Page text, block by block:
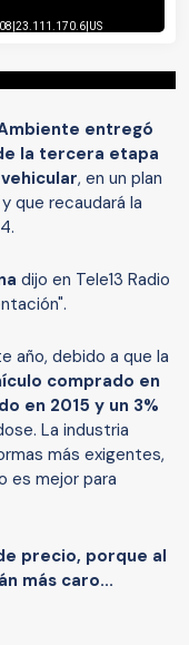
entregó
la tercera etapa
, en un plan
que recaudará la
dijo en Tele13 Radio
año, debido a que la
comprado en
en 2015 y un 3%
La industria
más exigentes,
es mejor para
precio, porque al
más caro...